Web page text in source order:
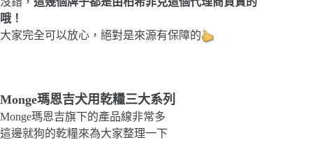
哦！
大家完全可以放心，絕對是來源有保障的
Monge瑪恩吉犬用乾糧三大系列
Monge瑪恩吉旗下的產品線非常多
這邊就狗的乾糧來為大家整理一下